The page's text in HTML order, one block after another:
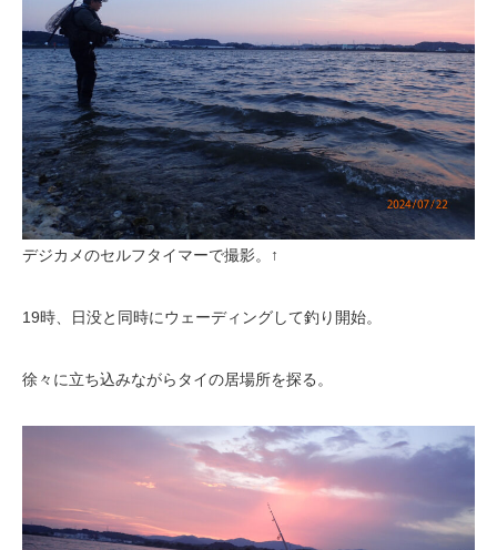
デジカメのセルフタイマーで撮影。↑
19時、日没と同時にウェーディングして釣り開始。
徐々に立ち込みながらタイの居場所を探る。